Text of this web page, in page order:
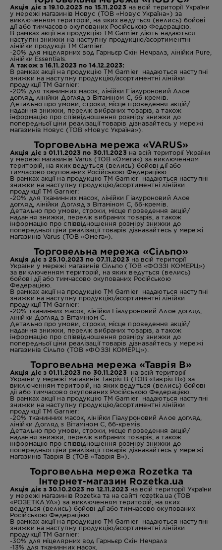
Акція діє з 19.10.2023 по 15.11.2023 на всій території України
у мережі магазинів Новус (ТОВ «Новус Україна») за
виключенням територій, на яких ведуться (велись) бойові
дії або тимчасово окупованих Російською Федерацією.
В рамках акції на продукцію ТМ Garnier діють надаються
наступні знижки на наступну продукцію/асортиментні
лінійки продукції ТМ Garnier:
-20% для міцелярних вод Гарньєр Скін Нечралз, лінійки Pure
лінійки Essentials.
А також з 16.11.2023 по 14.12.2023:
В рамках акції на продукцію ТМ Garnier надаються наступні
знижки на наступну продукцію/асортиментні лінійки
продукції ТМ Garnier:
-20% для тканинних масок, лінійки Гіалуроновий Алое
догляд, лінійки Догляд з Вітаміном С, бб-кремів.
Детально про умови, строки, місце проведення акцій/
надання знижки, перелік вибраних товарів, а також
інформацію про співвідношення розміру знижки до
попередньої ціни реалізації товарів дізнавайтесь у мережі
магазинів Новус (ТОВ «Новус Україна»).
Торговельна мережа «VARUS»
Акція діє з 01.11.2023 по 30.11.2023 на всій території України
у мережі магазинів Varus (ТОВ «Омега») за виключенням
територій, на яких ведуться (велись) бойові дії або
тимчасово окупованих Російською Федерацією.
В рамках акції на продукцію ТМ Garnier надаються наступні
знижки на наступну продукцію/асортиментні лінійки
продукції ТМ Garnier:
-20% для тканинних масок, лінійки Гіалуроновий Алое
догляд, лінійки Догляд з Вітаміном С, бб-кремів.
Детально про умови, строки, місце проведення акцій/
надання знижки, перелік вибраних товарів, а також
інформацію про співвідношення розміру знижки до
попередньої ціни реалізації товарів дізнавайтесь у мережі
магазинів Varus (ТОВ «Омега»).
Торговельна мережа «Cільпо»
Акція діє з 25.10.2023 по 07.11.2023 на всій території
України у мережі магазинів Сільпо (ТОВ «ФОЗЗІ КОМЕРЦ»)
за виключенням територій, на яких ведуться (велись)
бойові дії або тимчасово окупованих Російською
Федерацією.
В рамках акції на продукцію ТМ Garnier надаються наступні
знижки на наступну продукцію/асортиментні лінійки
продукції ТМ Garnier:
-20% тканинних масок, лінійки Гіалуроновий Алое догляд,
лінійки Догляд з Вітаміном С.
Детально про умови, строки, місце проведення акцій/
надання знижки, перелік вибраних товарів, а також
інформацію про співвідношення розміру знижки до
попередньої ціни реалізації товарів дізнавайтесь у мережі
магазинів Сільпо (ТОВ «ФОЗЗІ КОМЕРЦ»).
Торговельна мережа «Таврія В»
Акція діє з 01.11.2023 по 30.11.2023 на всій території
України у мережі магазинів Таврія В (ТОВ «Таврія В») за
виключенням територій, на яких ведуться (велись) бойові
дії або тимчасово окупованих Російською Федерацією.
В рамках акції на продукцію ТМ Garnier надаються наступні
знижки на наступну продукцію/асортиментні лінійки
продукції ТМ Garnier:
-20% тканинних масок, лінійки Гіалуроновий Алое догляд,
лінійки Догляд з Вітаміном С, бб-кремів.
Детально про умови, строки, місце проведення акцій/
надання знижки, перелік вибраних товарів, а також
інформацію про співвідношення розміру знижки до
попередньої ціни реалізації товарів дізнавайтесь у мережі
магазинів Таврія В (ТОВ «Таврія В»).
Торговельна мережа Rozetka та
Інтернет-магазин Rozetka.ua
Акція діє з 30.10.2023 по 12.11.2023 на всій території України
у мережі магазинів Rozetka та на сайті rozetka.ua (ТОВ
«РОЗЕТКА.УА») за виключенням територій, на яких
ведуться (велись) бойові дії або тимчасово окупованих
Російською Федерацією.
В рамках акції на продукцію ТМ Garnier надаються наступні
знижки на наступну продукцію/асортиментні лінійки
продукції ТМ Garnier:
-30% для міцелярних вод Гарньєр Скін Нечралз
-13% для тканинних масок.